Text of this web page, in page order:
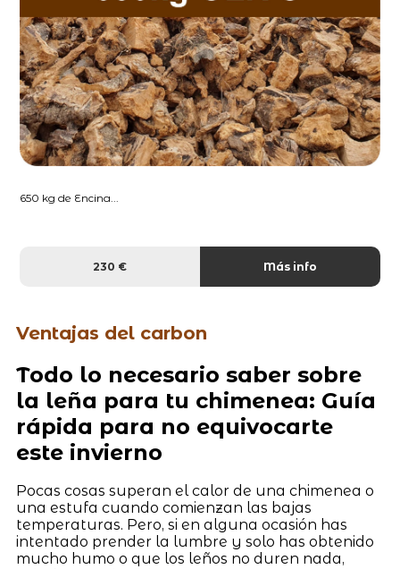
650 kg de Encina...
230 € Más info
Ventajas del carbon
Todo lo necesario saber sobre
la leña para tu chimenea: Guía
rápida para no equivocarte
este invierno
Pocas cosas superan el calor de una chimenea o
una estufa cuando comienzan las bajas
temperaturas. Pero, si en alguna ocasión has
intentado prender la lumbre y solo has obtenido
mucho humo o que los leños no duren nada,